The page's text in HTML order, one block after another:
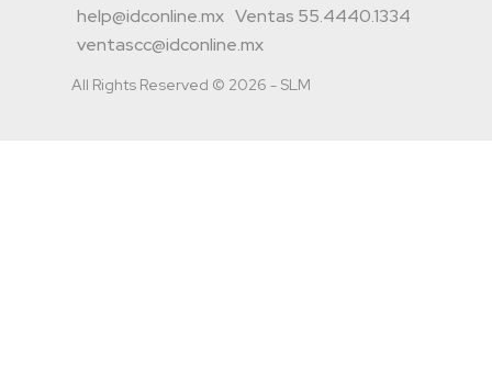
help@idconline.mx Ventas 55.4440.1334
ventascc@idconline.mx
All Rights Reserved © 2026 - SLM